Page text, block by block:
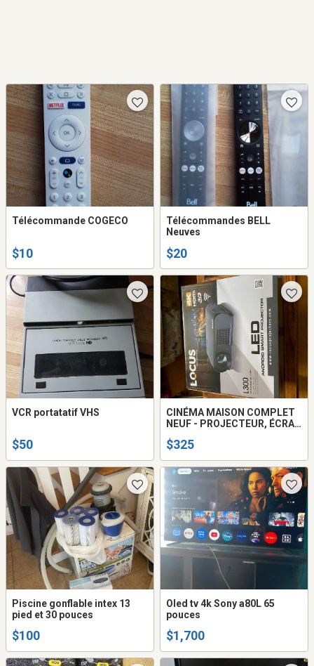
Télécommande COGECO
$10
Télécommandes BELL
Neuves
$20
VCR portatatif VHS
$50
CINÉMA MAISON COMPLET
NEUF - PROJECTEUR, ÉCRAN
$325
Piscine gonflable intex 13
pied et 30 pouces
$100
Oled tv 4k Sony a80L 65
pouces
$1,700